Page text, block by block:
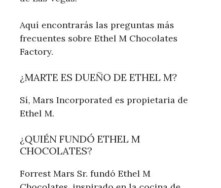
Aquí encontrarás las preguntas más
frecuentes sobre Ethel M Chocolates
Factory.
¿MARTE ES DUEÑO DE ETHEL M?
Sí, Mars Incorporated es propietaria de
Ethel M.
¿QUIÉN FUNDÓ ETHEL M
CHOCOLATES?
Forrest Mars Sr. fundó Ethel M